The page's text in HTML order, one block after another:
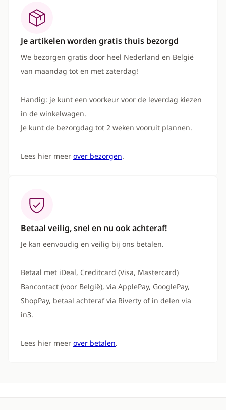
Je artikelen worden gratis thuis bezorgd
We bezorgen gratis door heel Nederland en België
van maandag tot en met zaterdag!
Handig: je kunt een voorkeur voor de leverdag kiezen
in de winkelwagen.
Je kunt de bezorgdag tot 2 weken vooruit plannen.
Lees hier meer over bezorgen.
Betaal veilig, snel en nu ook achteraf!
Je kan eenvoudig en veilig bij ons betalen.
Betaal met iDeal, Creditcard (Visa, Mastercard)
Bancontact (voor België), via ApplePay, GooglePay,
ShopPay, betaal achteraf via Riverty of in delen via
in3.
Lees hier meer over betalen.